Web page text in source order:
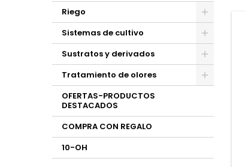
Riego
Sistemas de cultivo
Sustratos y derivados
Tratamiento de olores
OFERTAS-PRODUCTOS
DESTACADOS
COMPRA CON REGALO
10-OH